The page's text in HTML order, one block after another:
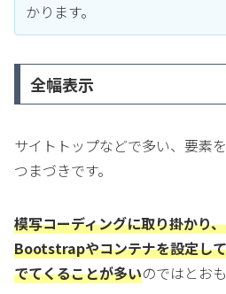
かります。
全幅表示
サイトトップなどで多い、要素
つまづきです。
模写コーディングに取り掛かり
Bootstrapやコンテナを設定し
でてくることが多いのではとおも